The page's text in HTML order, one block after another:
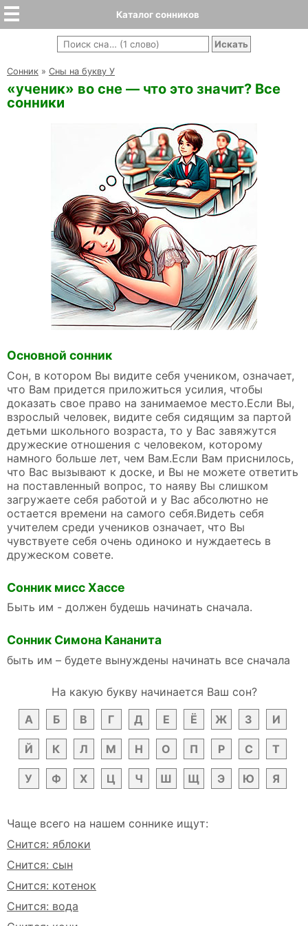
Каталог сонников
Cонник » Сны на букву У
«ученик» во сне — что это значит? Все
сонники
Основной сонник
Сон, в котором Вы видите себя учеником, означает,
что Вам придется приложиться усилия, чтобы
доказать свое право на занимаемое место.Если Вы,
взрослый человек, видите себя сидящим за партой
детьми школьного возраста, то у Вас завяжутся
дружеские отношения с человеком, которому
намного больше лет, чем Вам.Если Вам приснилось,
что Вас вызывают к доске, и Вы не можете ответить
на поставленный вопрос, то наяву Вы слишком
загружаете себя работой и у Вас абсолютно не
остается времени на самого себя.Видеть себя
учителем среди учеников означает, что Вы
чувствуете себя очень одиноко и нуждаетесь в
дружеском совете.
Сонник мисс Хассе
Быть им - должен будешь начинать сначала.
Сонник Симона Кананита
быть им – будете вынуждены начинать все сначала
На какую букву начинается Ваш сон?
А
Б В Г Д Е Ё Ж З И
Й К Л М Н О П Р С Т
У Ф Х Ц Ч Ш Щ Э Ю Я
Чаще всего на нашем соннике ищут:
Снится: яблоки
Снится: сын
Снится: котенок
Снится: вода